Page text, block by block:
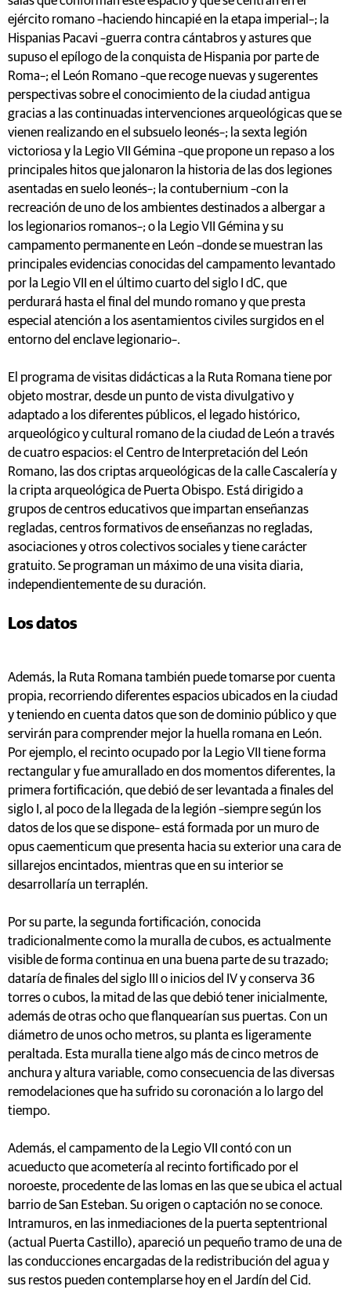
ejército romano –haciendo hincapié en la etapa imperial–; la
Hispanias Pacavi –guerra contra cántabros y astures que
supuso el epílogo de la conquista de Hispania por parte de
Roma–; el León Romano –que recoge nuevas y sugerentes
perspectivas sobre el conocimiento de la ciudad antigua
gracias a las continuadas intervenciones arqueológicas que se
vienen realizando en el subsuelo leonés–; la sexta legión
victoriosa y la Legio VII Gémina –que propone un repaso a los
principales hitos que jalonaron la historia de las dos legiones
asentadas en suelo leonés–; la contubernium –con la
recreación de uno de los ambientes destinados a albergar a
los legionarios romanos–; o la Legio VII Gémina y su
campamento permanente en León –donde se muestran las
principales evidencias conocidas del campamento levantado
por la Legio VII en el último cuarto del siglo I dC, que
perdurará hasta el final del mundo romano y que presta
especial atención a los asentamientos civiles surgidos en el
entorno del enclave legionario–.
El programa de visitas didácticas a la Ruta Romana tiene por
objeto mostrar, desde un punto de vista divulgativo y
adaptado a los diferentes públicos, el legado histórico,
arqueológico y cultural romano de la ciudad de León a través
de cuatro espacios: el Centro de Interpretación del León
Romano, las dos criptas arqueológicas de la calle Cascalería y
la cripta arqueológica de Puerta Obispo. Está dirigido a
grupos de centros educativos que impartan enseñanzas
regladas, centros formativos de enseñanzas no regladas,
asociaciones y otros colectivos sociales y tiene carácter
gratuito. Se programan un máximo de una visita diaria,
independientemente de su duración.
Los datos
Además, la Ruta Romana también puede tomarse por cuenta
propia, recorriendo diferentes espacios ubicados en la ciudad
y teniendo en cuenta datos que son de dominio público y que
servirán para comprender mejor la huella romana en León.
Por ejemplo, el recinto ocupado por la Legio VII tiene forma
rectangular y fue amurallado en dos momentos diferentes, la
primera fortificación, que debió de ser levantada a finales del
siglo I, al poco de la llegada de la legión –siempre según los
datos de los que se dispone– está formada por un muro de
opus caementicum que presenta hacia su exterior una cara de
sillarejos encintados, mientras que en su interior se
desarrollaría un terraplén.
Por su parte, la segunda fortificación, conocida
tradicionalmente como la muralla de cubos, es actualmente
visible de forma continua en una buena parte de su trazado;
dataría de finales del siglo III o inicios del IV y conserva 36
torres o cubos, la mitad de las que debió tener inicialmente,
además de otras ocho que flanquearían sus puertas. Con un
diámetro de unos ocho metros, su planta es ligeramente
peraltada. Esta muralla tiene algo más de cinco metros de
anchura y altura variable, como consecuencia de las diversas
remodelaciones que ha sufrido su coronación a lo largo del
tiempo.
Además, el campamento de la Legio VII contó con un
acueducto que acometería al recinto fortificado por el
noroeste, procedente de las lomas en las que se ubica el actual
barrio de San Esteban. Su origen o captación no se conoce.
Intramuros, en las inmediaciones de la puerta septentrional
(actual Puerta Castillo), apareció un pequeño tramo de una de
las conducciones encargadas de la redistribución del agua y
sus restos pueden contemplarse hoy en el Jardín del Cid.